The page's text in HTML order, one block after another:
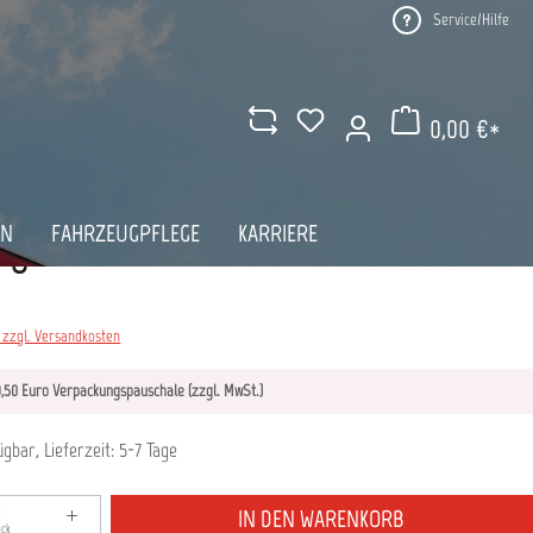
Service/Hilfe
0,00 €*
Warenkorb enthält 0
FAHRZEUGPFLEGE KARRIERE
€*
Versandkosten
Euro Verpackungspauschale (zzgl. MwSt.)
Lieferzeit: 5-7 Tage
Gib den gewünschten Wert ein oder benutze
IN DEN WARENKORB